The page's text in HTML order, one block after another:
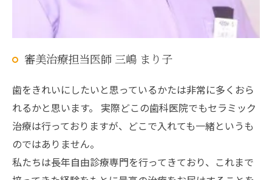
審美治療担当医師 三嶋 まり子
歯をきれいにしたいと思っているかたは非常に多くおら
れるかと思います。 実際どこの歯科医院でもセラミック
治療は行っておりますが、どこで入れても一緒というも
のではありません。
私たちは長年自由診療専門を行ってきており、これまで